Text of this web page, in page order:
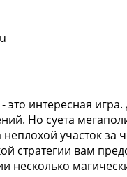
это интересная
Но суета
участок за
стратегии вам
несколько